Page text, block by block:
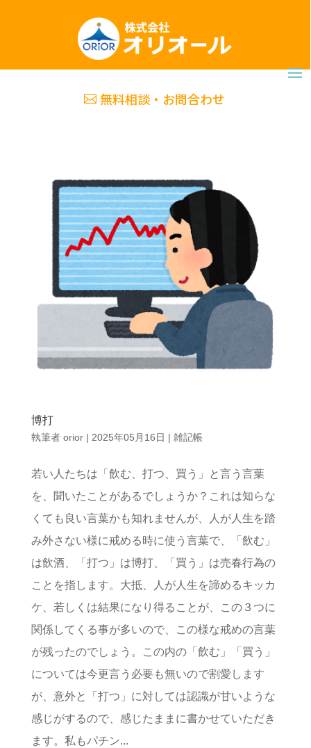
無料相談・お問合わせ
博打
執筆者 orior| 2025年05月16日 | 雑記帳
若い人たちは「飲む、打つ、買う」と言う言葉
を、聞いたことがあるでしょうか？これは知らな
くても良い言葉かも知れませんが、人が人生を踏
み外さない様に戒める時に使う言葉で、「飲む」
は飲酒、「打つ」は博打、「買う」は売春行為の
ことを指します。大抵、人が人生を諦めるキッカ
ケ、若しくは結果になり得ることが、この３つに
関係してくる事が多いので、この様な戒めの言葉
が残ったのでしょう。この内の「飲む」「買う」
については今更言う必要も無いので割愛します
が、意外と「打つ」に対しては認識が甘いような
感じがするので、感じたままに書かせていただき
ます。私もパチン...